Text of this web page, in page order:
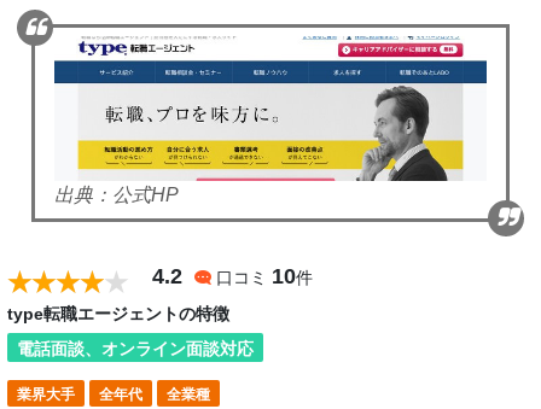
出典：公式HP
4.2 口コミ 10件
type転職エージェントの特徴
電話面談、オンライン面談対応
業界大手 全年代 全業種